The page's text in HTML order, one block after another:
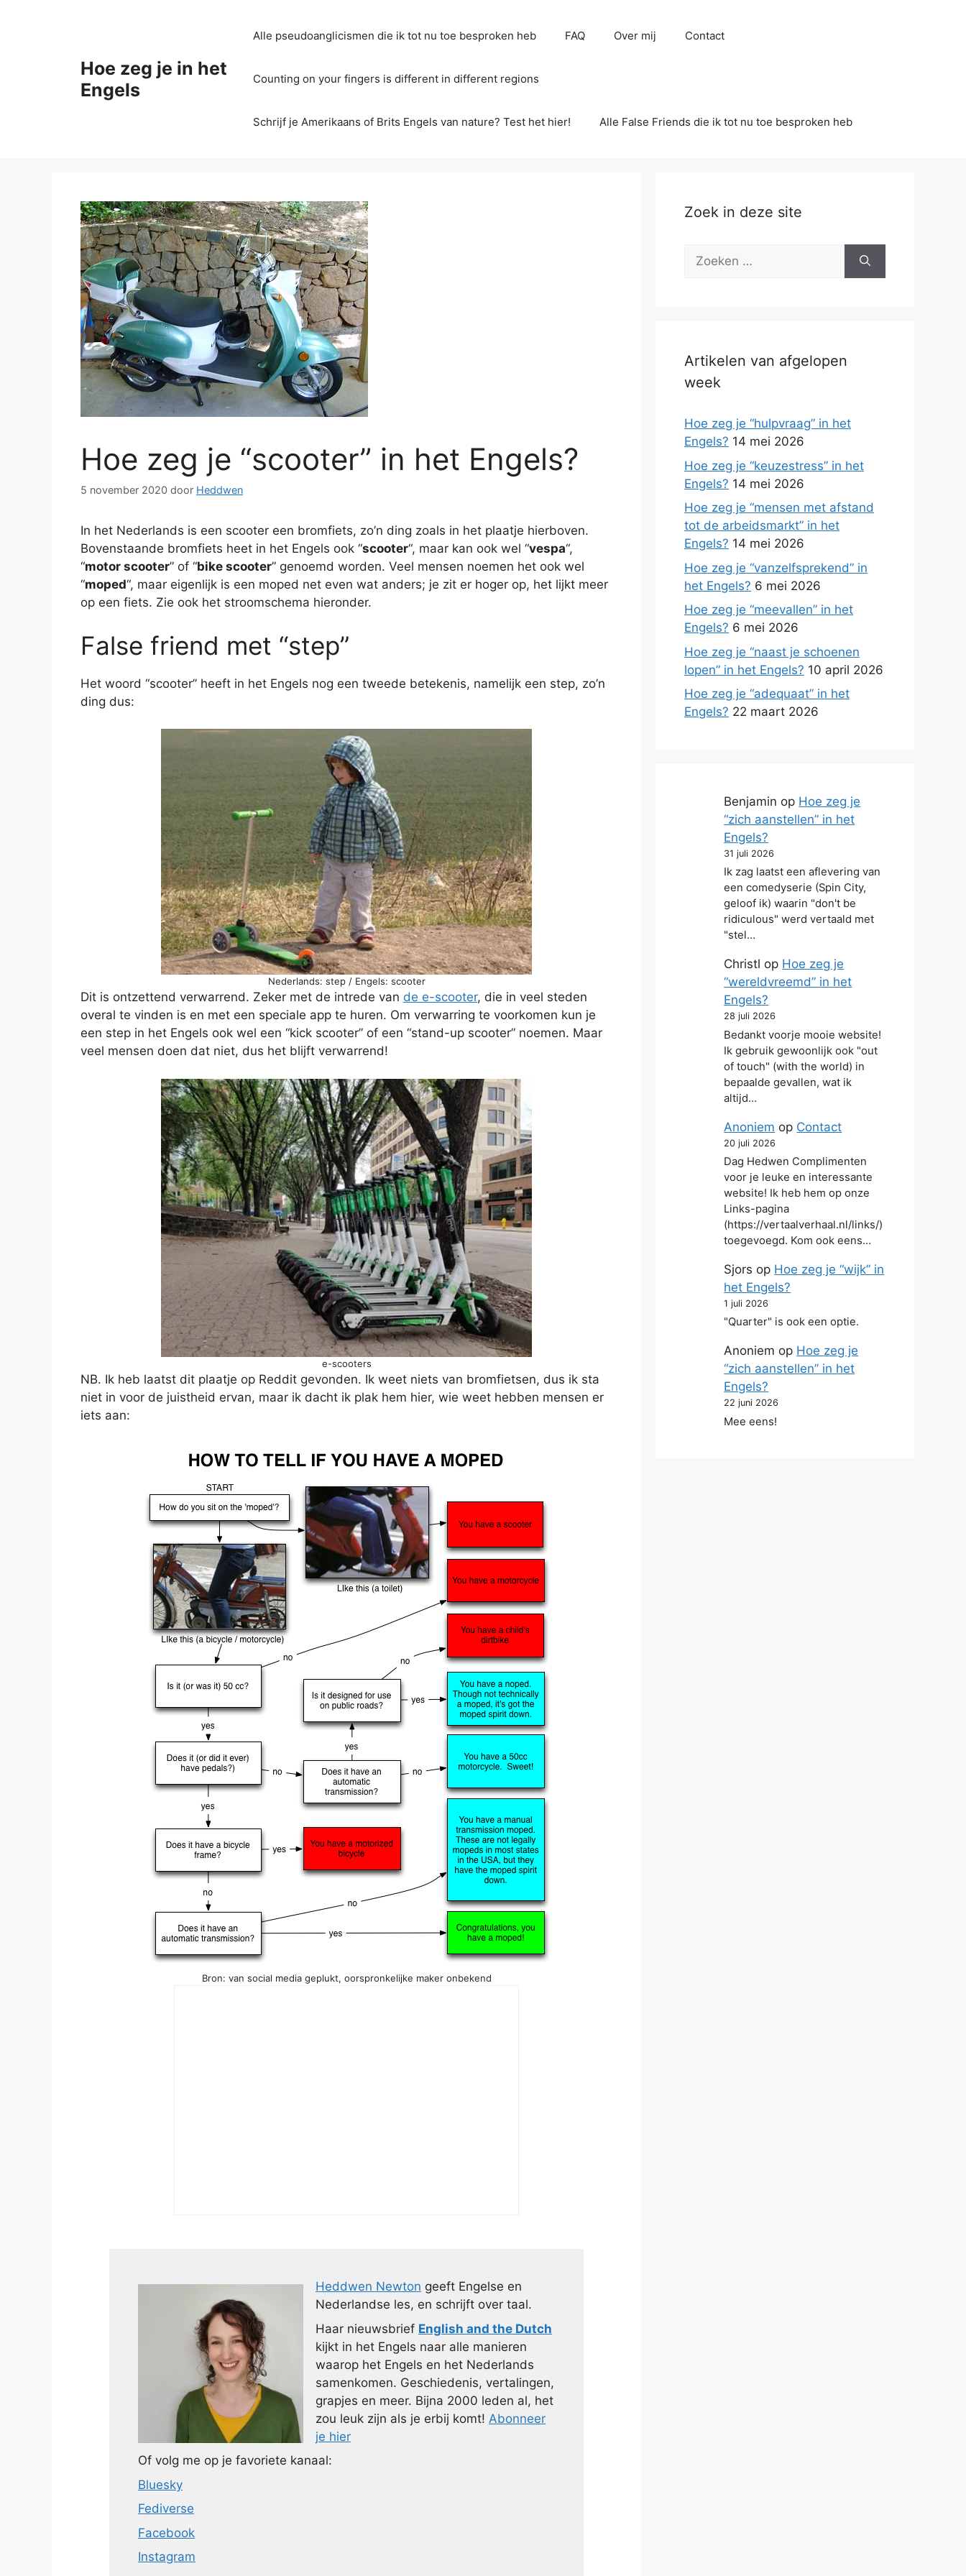
Hoe zeg je in het
Engels
Alle pseudoanglicismen die ik tot nu toe besproken heb FAQ Over mij Contact
Counting on your fingers is different in different regions
Schrijf je Amerikaans of Brits Engels van nature? Test het hier! Alle False Friends die ik tot nu toe besproken heb
Hoe zeg je “scooter” in het Engels?
5 november 2020 door Heddwen
In het Nederlands is een scooter een bromfiets, zo’n ding zoals in het plaatje hierboven.
Bovenstaande bromfiets heet in het Engels ook “scooter“, maar kan ook wel “vespa“,
“motor scooter” of “bike scooter” genoemd worden. Veel mensen noemen het ook wel
“moped“, maar eigenlijk is een moped net even wat anders; je zit er hoger op, het lijkt meer
op een fiets. Zie ook het stroomschema hieronder.
False friend met “step”
Het woord “scooter” heeft in het Engels nog een tweede betekenis, namelijk een step, zo’n
ding dus:
Nederlands: step / Engels: scooter
Dit is ontzettend verwarrend. Zeker met de intrede van de e-scooter, die in veel steden
overal te vinden is en met een speciale app te huren. Om verwarring te voorkomen kun je
een step in het Engels ook wel een “kick scooter” of een “stand-up scooter” noemen. Maar
veel mensen doen dat niet, dus het blijft verwarrend!
e-scooters
NB. Ik heb laatst dit plaatje op Reddit gevonden. Ik weet niets van bromfietsen, dus ik sta
niet in voor de juistheid ervan, maar ik dacht ik plak hem hier, wie weet hebben mensen er
iets aan:
Bron: van social media geplukt, oorspronkelijke maker onbekend
Heddwen Newton geeft Engelse en
Nederlandse les, en schrijft over taal.
Haar nieuwsbrief English and the Dutch
kijkt in het Engels naar alle manieren
waarop het Engels en het Nederlands
samenkomen. Geschiedenis, vertalingen,
grapjes en meer. Bijna 2000 leden al, het
zou leuk zijn als je erbij komt! Abonneer
je hier
Of volg me op je favoriete kanaal:
Bluesky
Fediverse
Facebook
Instagram
Zoek in deze site
Zoek
Artikelen van afgelopen
week
Hoe zeg je “hulpvraag” in het
Engels? 14 mei 2026
Hoe zeg je “keuzestress” in het
Engels? 14 mei 2026
Hoe zeg je “mensen met afstand
tot de arbeidsmarkt” in het
Engels? 14 mei 2026
Hoe zeg je “vanzelfsprekend” in
het Engels? 6 mei 2026
Hoe zeg je “meevallen” in het
Engels? 6 mei 2026
Hoe zeg je “naast je schoenen
lopen” in het Engels? 10 april 2026
Hoe zeg je “adequaat” in het
Engels? 22 maart 2026
Benjamin op Hoe zeg je
“zich aanstellen” in het
Engels?
31 juli 2026
Ik zag laatst een aflevering van
een comedyserie (Spin City,
geloof ik) waarin "don't be
ridiculous" werd vertaald met
"stel…
Christl op Hoe zeg je
“wereldvreemd” in het
Engels?
28 juli 2026
Bedankt voorje mooie website!
Ik gebruik gewoonlijk ook "out
of touch" (with the world) in
bepaalde gevallen, wat ik
altijd…
Anoniem op Contact
20 juli 2026
Dag Hedwen Complimenten
voor je leuke en interessante
website! Ik heb hem op onze
Links-pagina
(https://vertaalverhaal.nl/links/)
toegevoegd. Kom ook eens…
Sjors op Hoe zeg je “wijk” in
het Engels?
1 juli 2026
"Quarter" is ook een optie.
Anoniem op Hoe zeg je
“zich aanstellen” in het
Engels?
22 juni 2026
Mee eens!